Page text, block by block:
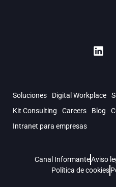
Soluciones Digital Workplace
Kit Consulting
Careers Blog
Intranet para empresas
Canal InformanteAviso
Política de cookies